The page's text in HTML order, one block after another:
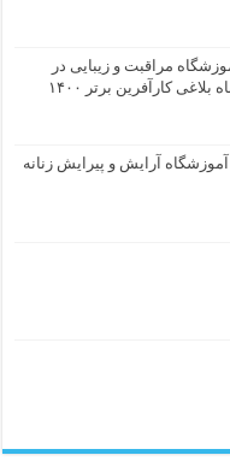
مراقبت و زیبایی در
کارآفرین برتر ۱۴۰۰
آرایش و پیرایش زنانه